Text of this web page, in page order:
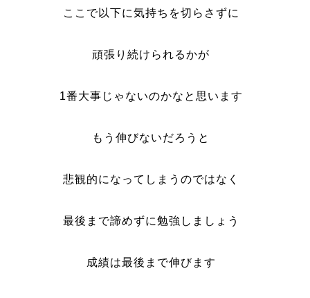
ここで以下に気持ちを切らさずに
頑張り続けられるかが
1番大事じゃないのかなと思います
もう伸びないだろうと
悲観的になってしまうのではなく
最後まで諦めずに勉強しましょう
成績は最後まで伸びます